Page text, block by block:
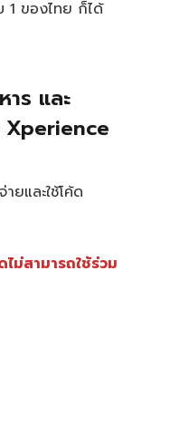
1 ของไทย ก็ได้
ร และ
ยและใช้โค้ด
ม่สามารถใช้ร่วม